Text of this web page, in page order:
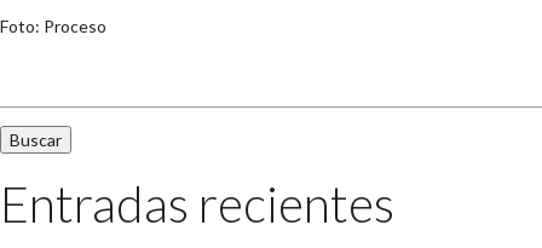
Foto: Proceso
Entradas recientes